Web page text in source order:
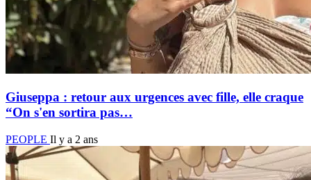
Giuseppa : retour aux urgences avec fille, elle craque
“On s'en sortira pas…
PEOPLE Il y a 2 ans